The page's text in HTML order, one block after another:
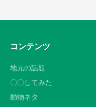
コンテンツ
地元の話題
〇〇してみた
動物ネタ